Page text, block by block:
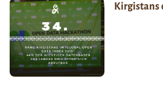
Kirgistans